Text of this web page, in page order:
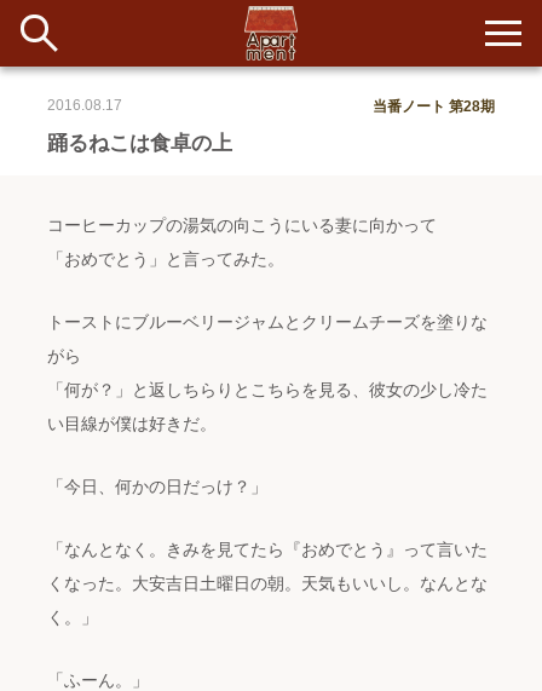
#アイデア #イベント #インド #エッセイ #ボツ #マルシェ
長期滞在者&more
アパートメントについて
寄付について
踊るねこは食卓の上
2016.08.17 当番ノート 第28期
コーヒーカップの湯気の向こうにいる妻に向かって
「おめでとう」と言ってみた。
トーストにブルーベリージャムとクリームチーズを塗りな
がら
「何が？」と返しちらりとこちらを見る、彼女の少し冷た
い目線が僕は好きだ。
「今日、何かの日だっけ？」
「なんとなく。きみを見てたら『おめでとう』って言いた
くなった。大安吉日土曜日の朝。天気もいいし。なんとな
く。」
「ふーん。」